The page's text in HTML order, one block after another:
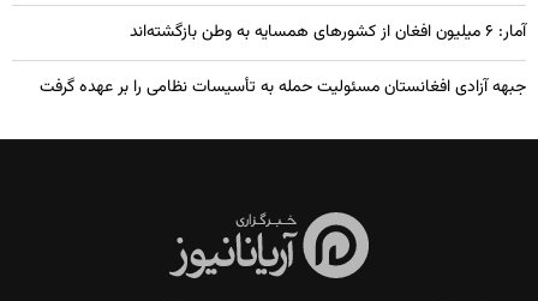
آمار: ۶ میلیون افغان از کشورهای همسایه به وطن بازگشته‌اند
جبهه آزادی افغانستان مسئولیت حمله به تأسیسات نظامی را بر عهده گرفت